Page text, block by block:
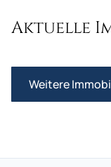
Aktuelle
Weitere